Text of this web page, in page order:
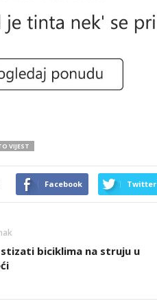
VIJEST
Facebook Twitter
biciklima na struju u